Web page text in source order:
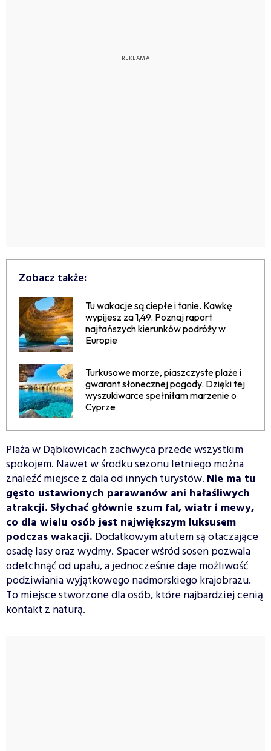
Zobacz także:
Tu wakacje są ciepłe i tanie. Kawkę
wypijesz za 1,49. Poznaj raport
najtańszych kierunków podróży w
Europie
Turkusowe morze, piaszczyste plaże i
gwarant słonecznej pogody. Dzięki tej
wyszukiwarce spełniłam marzenie o
Cyprze
Plaża w Dąbkowicach zachwyca przede wszystkim
spokojem. Nawet w środku sezonu letniego można
znaleźć miejsce z dala od innych turystów. Nie ma tu
gęsto ustawionych parawanów ani hałaśliwych
atrakcji. Słychać głównie szum fal, wiatr i mewy,
co dla wielu osób jest największym luksusem
podczas wakacji. Dodatkowym atutem są otaczające
osadę lasy oraz wydmy. Spacer wśród sosen pozwala
odetchnąć od upału, a jednocześnie daje możliwość
podziwiania wyjątkowego nadmorskiego krajobrazu.
To miejsce stworzone dla osób, które najbardziej cenią
kontakt z naturą.